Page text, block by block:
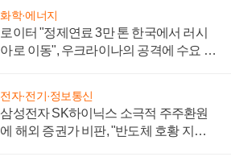
화학·에너지
로이터 "정제연료 3만 톤 한국에서 러시
아로 이동", 우크라이나의 공격에 수요 늘
전자·전기·정보통신
삼성전자 SK하이닉스 소극적 주주환원
에 해외 증권가 비판, "반도체 호황 지속